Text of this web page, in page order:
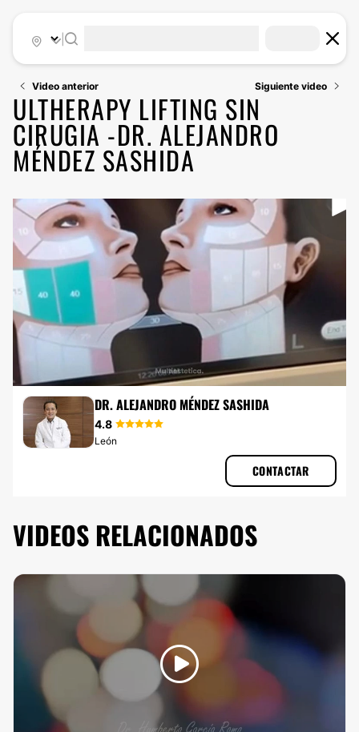
Video anterior Siguiente video
ULTHERAPY LIFTING SIN
CIRUGIA -DR. ALEJANDRO
MÉNDEZ SASHIDA
LIFTING DR. ALEJANDRO MÉNDEZ SASHIDA
4.8
León
CONTACTAR
VIDEOS RELACIONADOS